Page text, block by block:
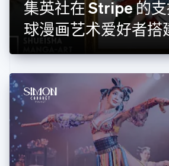
集英社在 Stripe 的
球漫画艺术爱好者搭
加拿大
English Français
捷克
English
克罗地亚
English
立陶宛
English
列支敦士登
Deutsch
卢森堡
English